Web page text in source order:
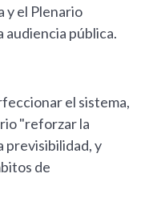
y el Plenario
audiencia pública.
el sistema,
"reforzar la
previsibilidad, y
de